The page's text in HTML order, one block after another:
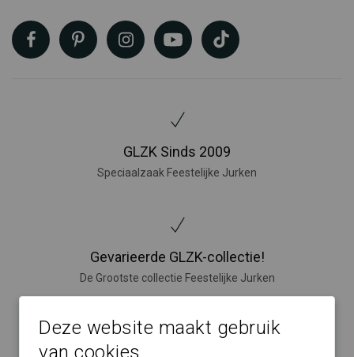
GLZK Sinds 2009
Speciaalzaak Feestelijke Jurken
Gevarieerde GLZK-collectie!
De Grootste collectie Feestelijke Jurken
Deze website maakt gebruik
van cookies